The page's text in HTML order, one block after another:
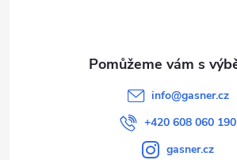
info@gasner.cz
+420 608 060 190
gasner.cz